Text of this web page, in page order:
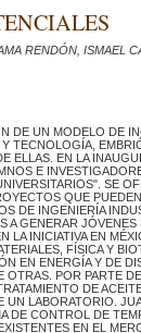
RENDÓN, ISMAEL
DE UN MODELO DE
TECNOLOGÍA,
ELLAS. EN LA
E
SE
QUE
DE INGENIERÍA
GENERAR
INICIATIVA EN
FÍSICA Y
EN ENERGÍA Y DE
POR PARTE
DE
LABORATORIO.
CONTROL DE
EN EL